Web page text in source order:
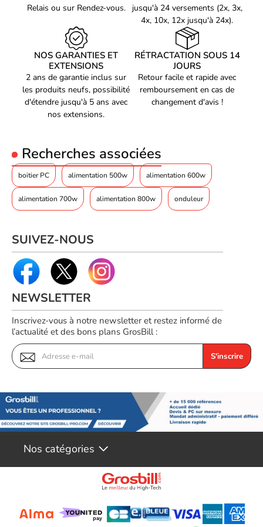
3.1 850W/80+ Gold vous permet de n'utiliser que les câbles dont
vous avez réellement besoin, pour un montage plus facile et un
intérieur de PC plus propre. Fini les câbles inutiles qui
encombrent votre boîtier, avec cette alimentation, vous pourrez
réaliser un câblage soigné et efficace.
Efficacité énergétique avec certification 80+ Gold
Ne gaspillez plus d'énergie avec une alimentation peu efficace. Le
Gold, ce qui signifie qu'il offre une efficacité énergétique allant
jusqu'à 90%, réduisant ainsi votre facture d'électricité et
préservant l'environnement.
Relais ou sur Rendez-vous.
jusqu'à 24 versements (2x, 3x,
4x, 10x, 12x jusqu'à 24x).
NOS GARANTIES ET
EXTENSIONS
2 ans de garantie inclus sur
les produits neufs, possibilité
d'étendre jusqu'à 5 ans avec
nos extensions.
RÉTRACTATION SOUS 14
JOURS
Retour facile et rapide avec
remboursement en cas de
changement d'avis !
Recherches associées
boitier PC alimentation 500w alimentation 600w
alimentation 700w alimentation 800w onduleur
SUIVEZ-NOUS
NEWSLETTER
Inscrivez-vous à notre newsletter et restez informé de
l’actualité et des bons plans GrosBill :
S'inscrire
Nos catégories